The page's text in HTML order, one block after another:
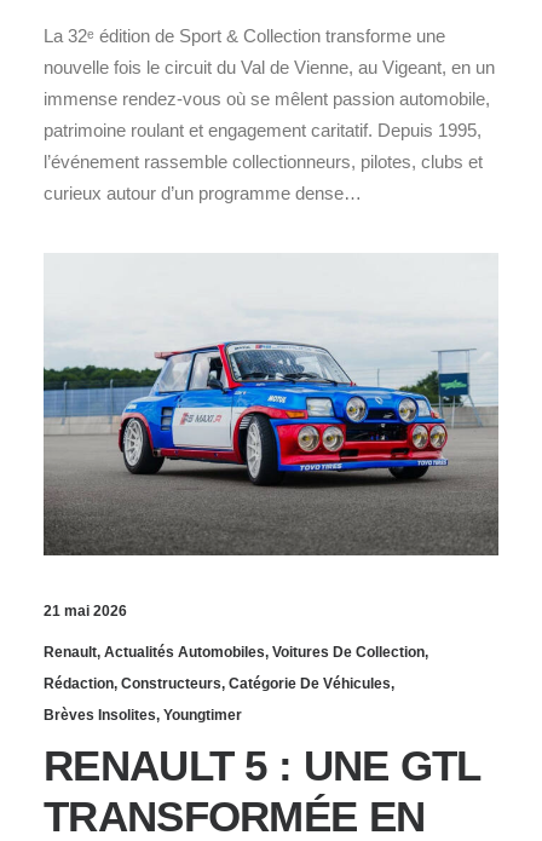
La 32ᵉ édition de Sport & Collection transforme une
nouvelle fois le circuit du Val de Vienne, au Vigeant, en un
immense rendez‑vous où se mêlent passion automobile,
patrimoine roulant et engagement caritatif. Depuis 1995,
l’événement rassemble collectionneurs, pilotes, clubs et
curieux autour d’un programme dense…
21 mai 2026
Renault, Actualités Automobiles, Voitures De Collection,
Rédaction, Constructeurs, Catégorie De Véhicules,
Brèves Insolites, Youngtimer
RENAULT 5 : UNE GTL
TRANSFORMÉE EN